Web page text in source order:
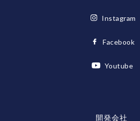
Instagram
Facebook
Youtube
開発会社